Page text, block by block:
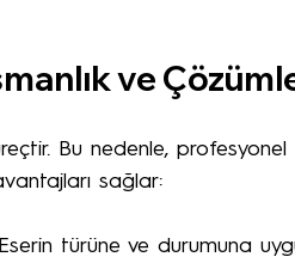
ve
Bu nedenle, profesyonel
sağlar:
türüne ve durumuna